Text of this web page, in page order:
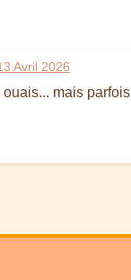
Avril 2026
mais